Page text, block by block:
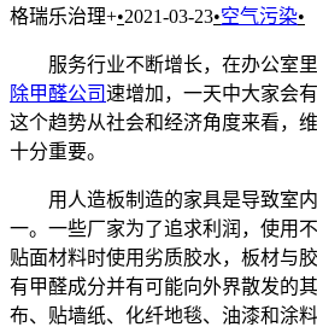
格瑞乐治理+•2021-03-23•空气污染•
服务行业不断增长，在办公室里
除甲醛公司速增加，一天中大家会
这个趋势从社会和经济角度来看，
十分重要。
用人造板制造的家具是导致室内
一。一些厂家为了追求利润，使用
贴面材料时使用劣质胶水，板材与
有甲醛成分并有可能向外界散发的
布、贴墙纸、化纤地毯、油漆和涂料